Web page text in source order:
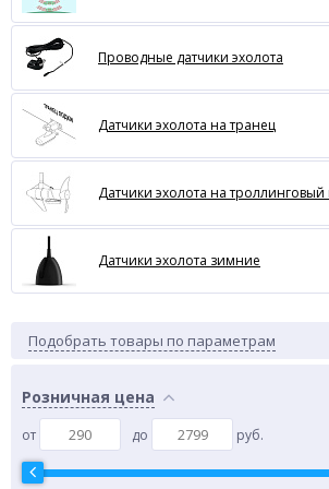
Проводные датчики эхолота
Датчики эхолота на транец
Датчики эхолота на
Датчики эхолота зимние
Подобрать товары по параметрам
Розничная цена
от до руб.